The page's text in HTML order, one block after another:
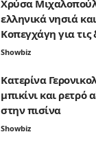
Χρύσα
ελληνικά νησιά
Κοπεγχάγη για τις
Showbiz
Κατερίνα
μπικίνι και ρετρό
στην πισίνα
Showbiz